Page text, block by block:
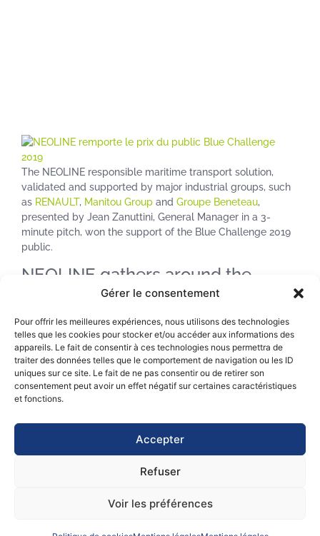
Gérer le consentement
Pour offrir les meilleures expériences, nous utilisons des technologies
telles que les cookies pour stocker et/ou accéder aux informations des
appareils. Le fait de consentir à ces technologies nous permettra de
traiter des données telles que le comportement de navigation ou les ID
uniques sur ce site. Le fait de ne pas consentir ou de retirer son
consentement peut avoir un effet négatif sur certaines caractéristiques
et fonctions.
Accepter
Refuser
Voir les préférences
The NEOLINE responsible maritime transport solution,
validated and supported by major industrial groups, such
as RENAULT, Manitou Group and Groupe Beneteau,
presented by Jean Zanuttini, General Manager in a 3-
minute pitch, won the support of the Blue Challenge 2019
public.
NEOLINE gathers around the
energy transition of maritime
transport!
Thank you all for your support.
Plus d’infos sur le site du Pôle Mer Bretagne Atlantique :